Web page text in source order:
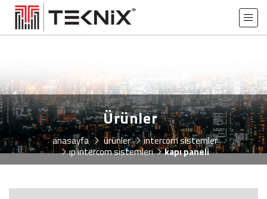
Ürünler
anasayfa ürünler
i̇ntercom si̇stemler
ip i̇ntercom sistemleri
kapı paneli